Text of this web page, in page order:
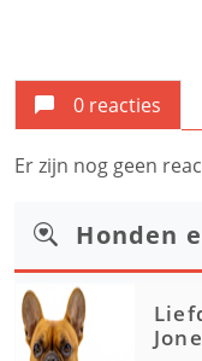
0 reacties
Er zijn nog geen
Honden